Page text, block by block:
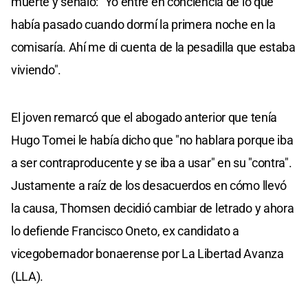
había pasado cuando dormí la primera noche en la
comisaría. Ahí me di cuenta de la pesadilla que estaba
viviendo".
El joven remarcó que el abogado anterior que tenía
Hugo Tomei le había dicho que "no hablara porque iba
a ser contraproducente y se iba a usar" en su "contra".
Justamente a raíz de los desacuerdos en cómo llevó
la causa, Thomsen decidió cambiar de letrado y ahora
lo defiende Francisco Oneto, ex candidato a
vicegobernador bonaerense por La Libertad Avanza
(LLA).